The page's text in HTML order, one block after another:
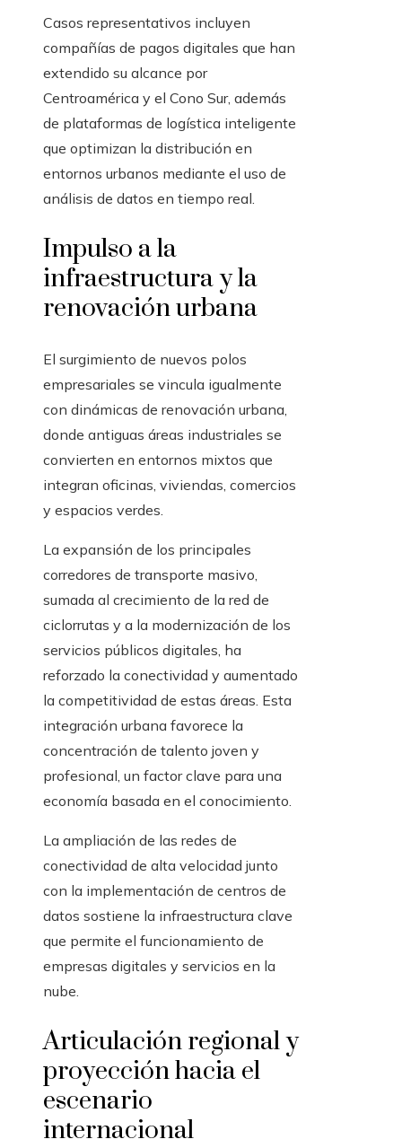
Casos representativos incluyen
compañías de pagos digitales que han
extendido su alcance por
Centroamérica y el Cono Sur, además
de plataformas de logística inteligente
que optimizan la distribución en
entornos urbanos mediante el uso de
análisis de datos en tiempo real.
Impulso a la
infraestructura y la
renovación urbana
El surgimiento de nuevos polos
empresariales se vincula igualmente
con dinámicas de renovación urbana,
donde antiguas áreas industriales se
convierten en entornos mixtos que
integran oficinas, viviendas, comercios
y espacios verdes.
La expansión de los principales
corredores de transporte masivo,
sumada al crecimiento de la red de
ciclorrutas y a la modernización de los
servicios públicos digitales, ha
reforzado la conectividad y aumentado
la competitividad de estas áreas. Esta
integración urbana favorece la
concentración de talento joven y
profesional, un factor clave para una
economía basada en el conocimiento.
La ampliación de las redes de
conectividad de alta velocidad junto
con la implementación de centros de
datos sostiene la infraestructura clave
que permite el funcionamiento de
empresas digitales y servicios en la
nube.
Articulación regional y
proyección hacia el
escenario
internacional